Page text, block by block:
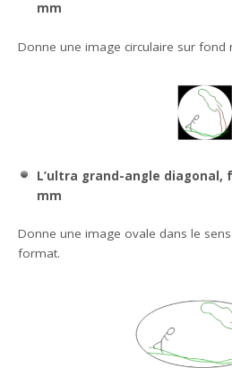
mm
Donne une image circulaire sur fond
L’ultra grand-angle diagonal,
mm
Donne une image ovale dans le
format.